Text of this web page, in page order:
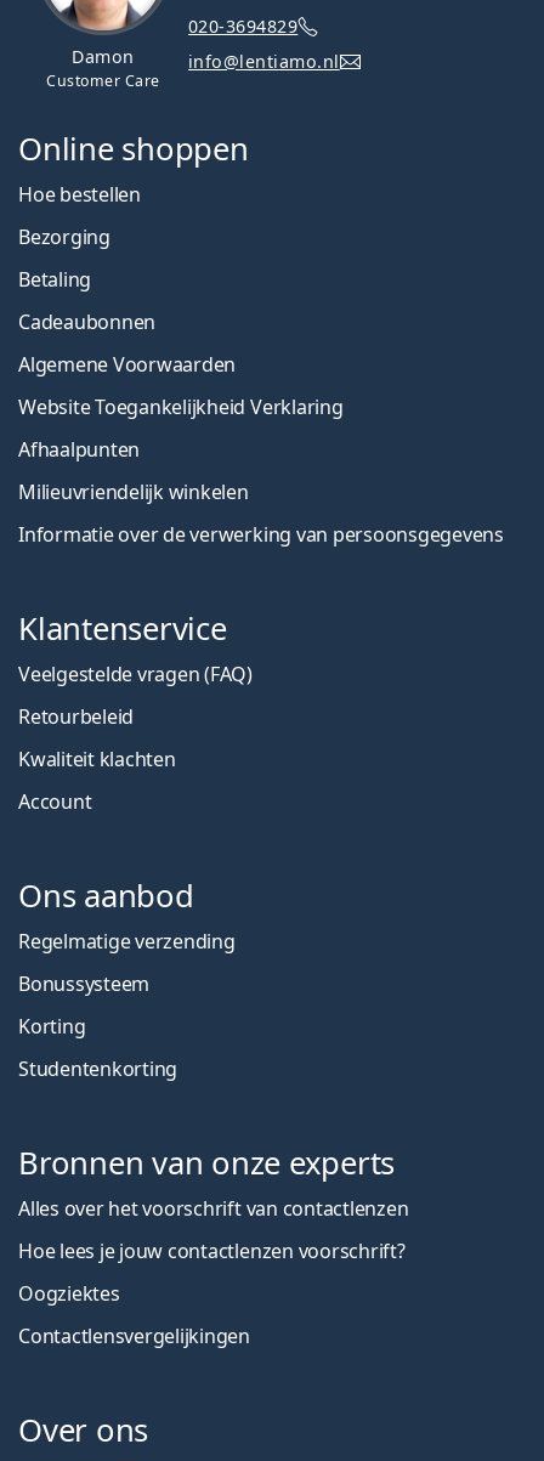
Damon
Customer Care
020-3694829
info@lentiamo.nl
Online shoppen
Hoe bestellen
Bezorging
Betaling
Cadeaubonnen
Algemene Voorwaarden
Website Toegankelijkheid Verklaring
Afhaalpunten
Milieuvriendelijk winkelen
Informatie over de verwerking van persoonsgegevens
Klantenservice
Veelgestelde vragen (FAQ)
Retourbeleid
Kwaliteit klachten
Account
Ons aanbod
Regelmatige verzending
Bonussysteem
Korting
Studentenkorting
Bronnen van onze experts
Alles over het voorschrift van contactlenzen
Hoe lees je jouw contactlenzen voorschrift?
Oogziektes
Contactlensvergelijkingen
Over ons